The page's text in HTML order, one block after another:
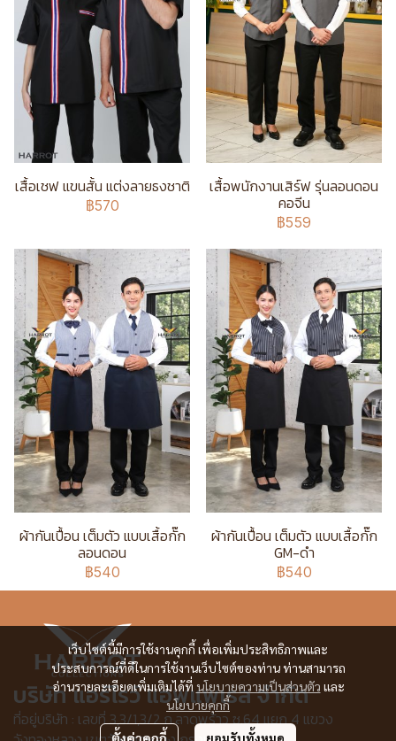
เสื้อเชฟ แขนสั้น แต่งลายธงชาติ
฿570
เสื้อพนักงานเสิร์ฟ รุ่นลอนดอน
คอจีน
฿559
ผ้ากันเปื้อน เต็มตัว แบบเสื้อกั๊ก
ลอนดอน
฿540
ผ้ากันเปื้อน เต็มตัว แบบเสื้อกั๊ก
GM-ดำ
฿540
เว็บไซต์นี้มีการใช้งานคุกกี้ เพื่อเพิ่มประสิทธิภาพและ
ประสบการณ์ที่ดีในการใช้งานเว็บไซต์ของท่าน ท่านสามารถ
อ่านรายละเอียดเพิ่มเติมได้ที่ นโยบายความเป็นส่วนตัว และ
นโยบายคุกกี้
ตั้งค่าคุกกี้ ยอมรับทั้งหมด
บริษัท แอร์โรว์ แอพแพเรล จำกัด
ที่อยู่บริษัท : เลขที่ 3,3/1,3/2 ก.ลาดพร้าว ซ.64 แยก 4 แขวง